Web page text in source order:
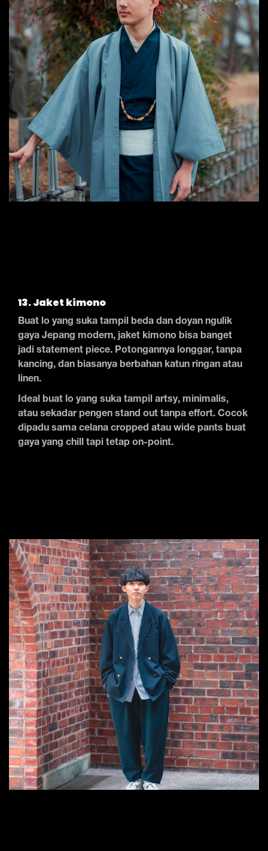
13. Jaket kimono
Buat lo yang suka tampil beda dan doyan ngulik
gaya Jepang modern, jaket kimono bisa banget
jadi statement piece. Potongannya longgar, tanpa
kancing, dan biasanya berbahan katun ringan atau
linen.
Ideal buat lo yang suka tampil artsy, minimalis,
atau sekadar pengen stand out tanpa effort. Cocok
dipadu sama celana cropped atau wide pants buat
gaya yang chill tapi tetap on-point.